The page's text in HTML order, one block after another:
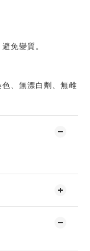
免變質。
、無漂白劑、無雌